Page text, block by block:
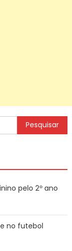
pelo 2º ano
no futebol